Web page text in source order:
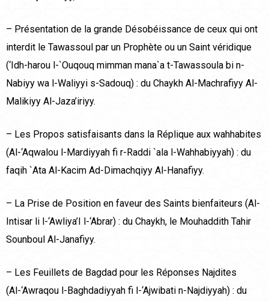
– Présentation de la grande Désobéissance de ceux qui ont
interdit le Tawassoul par un Prophète ou un Saint véridique
(‘Idh-harou l-`Ouqouq mimman mana`a t-Tawassoula bi n-
Nabiyy wa l-Waliyyi s-Sadouq) : du Chaykh Al-Machrafiyy Al-
Malikiyy Al-Jaza’iriyy.
– Les Propos satisfaisants dans la Réplique aux wahhabites
(Al-‘Aqwalou l-Mardiyyah fi r-Raddi `ala l-Wahhabiyyah) : du
faqih `Ata Al-Kacim Ad-Dimachqiyy Al-Hanafiyy.
– La Prise de Position en faveur des Saints bienfaiteurs (Al-
Intisar li l-‘Awliya’I l-‘Abrar) : du Chaykh, le Mouhaddith Tahir
Sounboul Al-Janafiyy.
– Les Feuillets de Bagdad pour les Réponses Najdites
(Al-‘Awraqou l-Baghdadiyyah fi l-‘Ajwibati n-Najdiyyah) : du